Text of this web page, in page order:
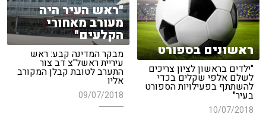
ראשונים בספורט
"ילדים בראשון לציון צריכים
לשלם אלפי שקלים בכדי
להשתתף בפעילויות הספורט
בעיר"
10/07/2018
"ראש העיר היה
מעורב מאחורי
הקלעים"
מבקר המדינה קבע: ראש
עיריית ראשל"צ דב צור
התערב לטובת קבלן המקורב
אליו
09/07/2018